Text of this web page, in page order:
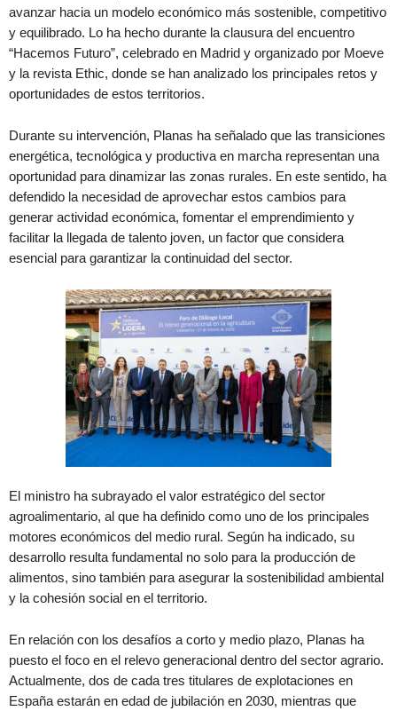
avanzar hacia un modelo económico más sostenible, competitivo
y equilibrado. Lo ha hecho durante la clausura del encuentro
“Hacemos Futuro”, celebrado en Madrid y organizado por Moeve
y la revista Ethic, donde se han analizado los principales retos y
oportunidades de estos territorios.
Durante su intervención, Planas ha señalado que las transiciones
energética, tecnológica y productiva en marcha representan una
oportunidad para dinamizar las zonas rurales. En este sentido, ha
defendido la necesidad de aprovechar estos cambios para
generar actividad económica, fomentar el emprendimiento y
facilitar la llegada de talento joven, un factor que considera
esencial para garantizar la continuidad del sector.
El ministro ha subrayado el valor estratégico del sector
agroalimentario, al que ha definido como uno de los principales
motores económicos del medio rural. Según ha indicado, su
desarrollo resulta fundamental no solo para la producción de
alimentos, sino también para asegurar la sostenibilidad ambiental
y la cohesión social en el territorio.
En relación con los desafíos a corto y medio plazo, Planas ha
puesto el foco en el relevo generacional dentro del sector agrario.
Actualmente, dos de cada tres titulares de explotaciones en
España estarán en edad de jubilación en 2030, mientras que